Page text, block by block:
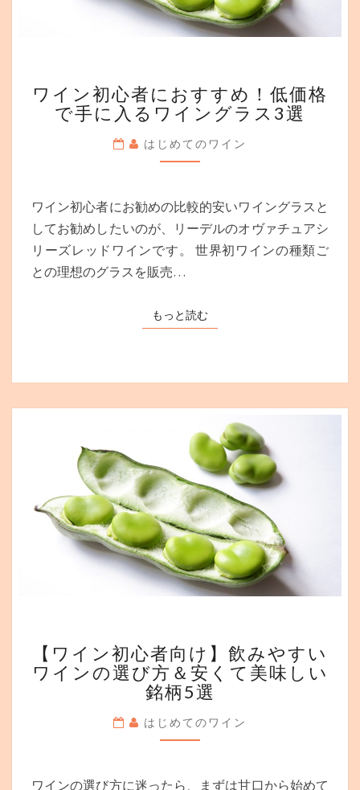
い
も
イ
ン
心
者
お
す
す
め！
格
で
ワ
ン
グ
ラ
ス
3
選
ワイン初心者におすすめ！低価格
で手に入るワイングラス3選
はじめてのワイン
ワイン初心者にお勧めの比較的安いワイングラスと
してお勧めしたいのが、リーデルのオヴァチュアシ
リーズレッドワインです。 世界初ワインの種類ご
との理想のグラスを販売…
もっと読むもっと読む
イ
ン
初
心
者
向
【ワイン初心者向け】飲みやすい
ワインの選び方＆安くて美味しい
銘柄5選
はじめてのワイン
ワインの選び方に迷ったら、まずは甘口から始めて